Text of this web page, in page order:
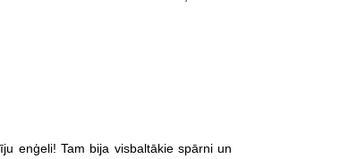
enģeli! Tam bija visbaltākie spārni un